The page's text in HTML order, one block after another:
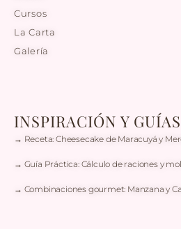
Cursos
La Carta
Galería
INSPIRACIÓN Y GUÍAS
→ Receta: Cheesecake de Maracuyá y
→ Guía Práctica: Cálculo de raciones y
→ Combinaciones gourmet: Manzana y